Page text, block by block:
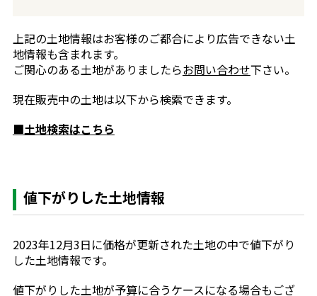
上記の土地情報はお客様のご都合により広告できない土
地情報も含まれます。
ご関心のある土地がありましたらお問い合わせ下さい。
現在販売中の土地は以下から検索できます。
■土地検索はこちら
値下がりした土地情報
2023年12月3日に価格が更新された土地の中で値下がり
した土地情報です。
値下がりした土地が予算に合うケースになる場合もござ